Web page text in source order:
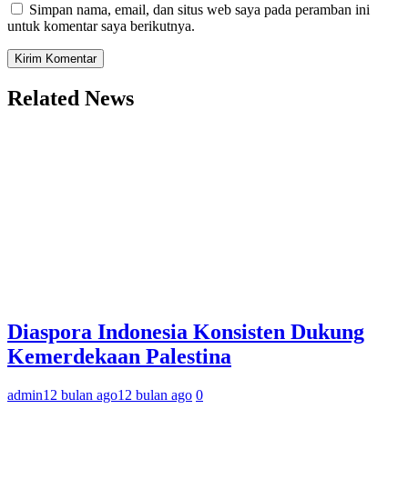
Simpan nama, email, dan situs web saya pada peramban ini
untuk komentar saya berikutnya.
Related News
Diaspora Indonesia Konsisten Dukung
Kemerdekaan Palestina
admin12 bulan ago12 bulan ago 0